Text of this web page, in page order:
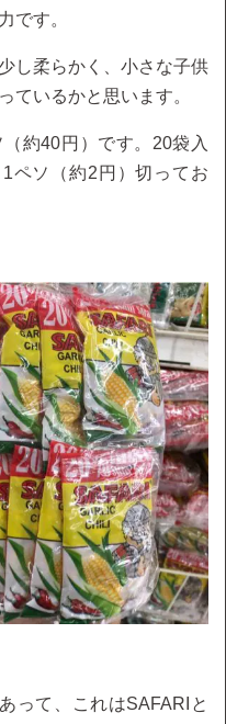
です。
し柔らかく、小さな子供
ているかと思います。
約40円）です。20袋入
ペソ（約2円）切ってお
って、これはSAFARIと